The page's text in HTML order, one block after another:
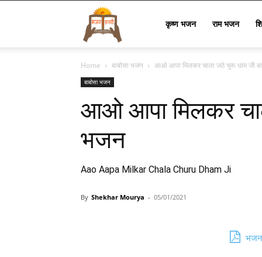
Lyrics
कृष्ण भजन राम भजन
Home बाबोसा भजन आओ आपा मिलकर चाला जठे चुरू धाम जी
बाबोसा भजन
आओ आपा मिलकर
भजन
Aao Aapa Milkar Chala Churu Dham Ji
By Shekhar Mourya - 05/01/2021
भजन